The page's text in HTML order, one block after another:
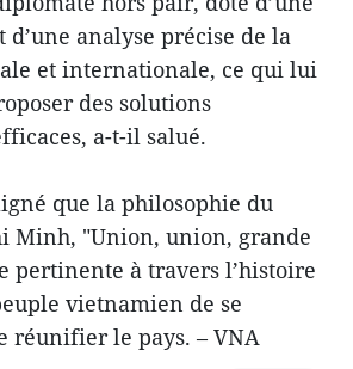
analyse précise de la
et internationale, ce qui lui
des solutions
a-t-il salué.
que la philosophie du
Minh, "Union, union, grande
pertinente à travers l’histoire
vietnamien de se
réunifier le pays. – VNA